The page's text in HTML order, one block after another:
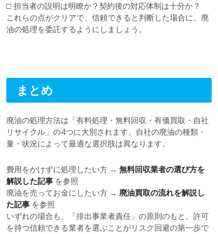
□担当者の説明は明瞭か？契約後の対応体制は十分か？
これらの点がクリアで、信頼できると判断した場合に、廃
油の処理を委託するようにしましょう。
まとめ
廃油の処理方法は「有料処理・無料回収・有価買取・自社
リサイクル」の4つに大別されます。自社の廃油の種類・
量・状況によって最適な選択肢は異なります。
費用をかけずに処理したい方 →無料回収業者の選び方を
解説した記事 を参照
廃油を売ってお金にしたい方 →廃油買取の流れを解説し
た記事 を参照
いずれの場合も、「排出事業者責任」の原則のもと、許可
を持つ信頼できる業者を選ぶことがリスク回避の第一歩で